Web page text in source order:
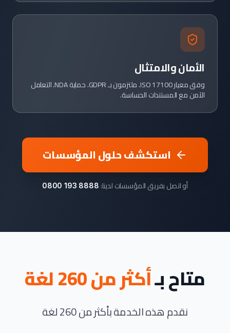
الأمان والامتثال
وفق معيار ISO 17100. ملتزمون بـ GDPR. حماية NDA. التعامل
الآمن مع المستندات الحساسة.
استكشف حلول المؤسسات
أو اتصل بفريق المؤسسات لدينا: 0800 193 8888
متاح بـأكثر من 260 لغة
نقدم هذه الخدمة بأكثر من 260 لغة